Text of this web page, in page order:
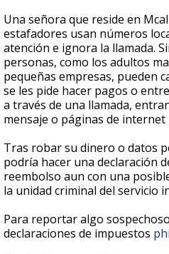
Una señora que reside en
estafadores usan números
atención e ignora la llamada.
personas, como los adultos
pequeñas empresas, pueden
se les pide hacer pagos o
a través de una llamada,
mensaje o páginas de internet
Tras robar su dinero o datos
podría hacer una declaración
reembolso aun con una
la unidad criminal del servicio
Para reportar algo
declaraciones de impuestos